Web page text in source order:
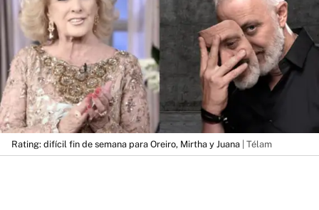
Rating: difícil fin de semana para Oreiro, Mirtha y Juana | Télam